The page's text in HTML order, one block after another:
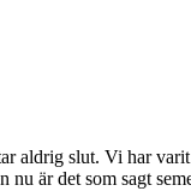
aldrig slut. Vi har
är det som sagt